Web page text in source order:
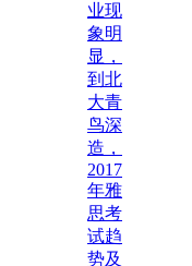
业现
象明
显，
到北
大青
鸟深
造，
2017
年雅
思考
试趋
势及